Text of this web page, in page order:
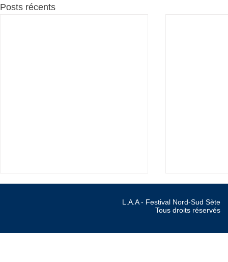
Posts récents
L.A.A - Festival Nord-Sud
Tous droits